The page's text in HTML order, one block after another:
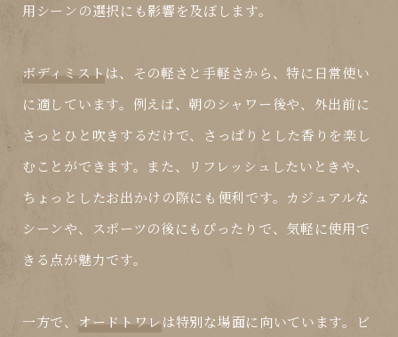
用シーンの選択にも影響を及ぼします。
ボディミスト は、その軽さと手軽さから、特に日常使い
に適しています。例えば、朝のシャワー後や、外出前に
さっとひと吹きするだけで、さっぱりとした香りを楽し
むことができます。また、リフレッシュしたいときや、
ちょっとしたお出かけの際にも便利です。カジュアルな
シーンや、スポーツの後にもぴったりで、気軽に使用で
きる点が魅力です。
一方で、 オードトワレは特別な場面に向いています。ビ